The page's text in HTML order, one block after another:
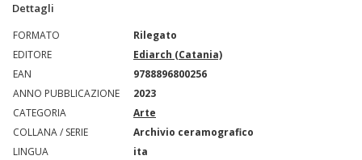
Dettagli
FORMATO
Rilegato
EDITORE
Ediarch (Catania)
EAN
9788896800256
ANNO PUBBLICAZIONE
2023
CATEGORIA
Arte
COLLANA / SERIE
Archivio ceramografico
LINGUA
ita